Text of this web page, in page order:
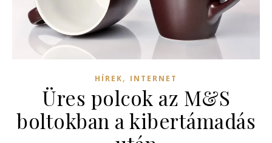
HÍREK, INTERNET
Üres polcok az M&S
boltokban a kibertámadás